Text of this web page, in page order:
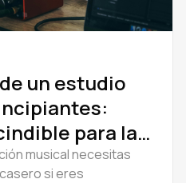
un estudio
para la
musical necesitas
si eres